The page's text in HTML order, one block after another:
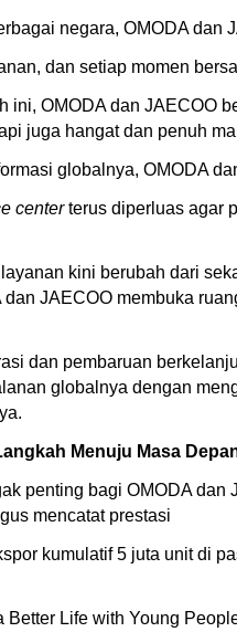
negara, OMODA
dan setiap momen
ini, OMODA dan JAECOO
juga hangat dan penuh
globalnya, OMODA
centerterus diperluas agar
kini berubah dari
dan JAECOO membuka
dan pembaruan
globalnya dengan
Menuju Masa
penting bagi OMODA
mencatat prestasi
kumulatif 5 juta unit di
Better Life with Young